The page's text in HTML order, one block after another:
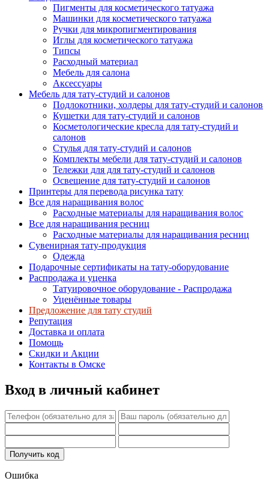
Пигменты для косметического татуажа
Машинки для косметического татуажа
Ручки для микропигментирования
Иглы для косметического татуажа
Типсы
Расходный материал
Мебель для салона
Аксессуары
Мебель для тату-студий и салонов
Подлокотники, холдеры для тату-студий и салонов
Кушетки для тату-студий и салонов
Косметологические кресла для тату-студий и
салонов
Стулья для тату-студий и салонов
Комплекты мебели для тату-студий и салонов
Тележки для для тату-студий и салонов
Освещение для тату-студий и салонов
Принтеры для перевода рисунка тату
Все для наращивания волос
Расходные материалы для наращивания волос
Все для наращивания ресниц
Расходные материалы для наращивания ресниц
Сувенирная тату-продукция
Одежда
Подарочные сертификаты на тату-оборудование
Распродажа и уценка
Татуировочное оборудование - Распродажа
Уценённые товары
Предложение для тату студий
Репутация
Доставка и оплата
Помощь
Скидки и Акции
Контакты в Омске
Вход в личный кабинет
Ошибка